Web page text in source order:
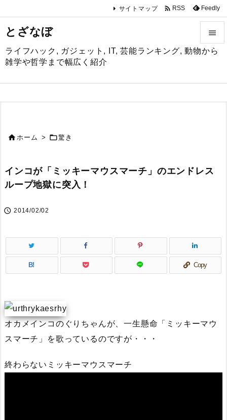
とざなぼ
ライフハック, ガジェット, IT, 芸能ランキング, 動物から
雑学や哲学まで幅広く紹介



サイトマップ  RSS Feedly
ホーム > 驚き
インコが「ミッキーマウスマーチ」のエンドレス
ループ地獄に突入！
 2014/02/02
B! Copy
オカメインコのぐりちゃんが、一生懸命「ミッキーマウ
スマーチ」を歌っているのですが・・・
終わらないミッキーマウスマーチ